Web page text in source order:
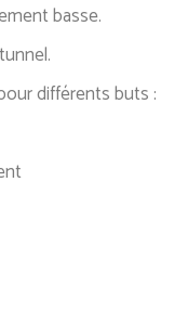
basse.
différents buts :